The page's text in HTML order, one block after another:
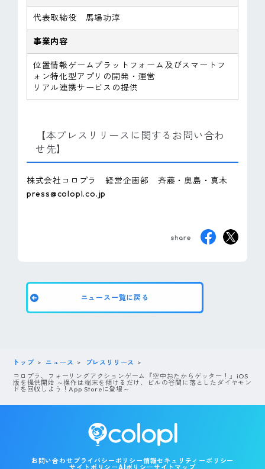
代表取締役 馬場功淳
事業内容
位置情報ゲームプラットフォーム及びスマートフ
ォン特化型アプリの開発・運営
リアル連携サービスの提供
【本プレスリリースに関するお問い合わ
せ先】
株式会社コロプラ 経営企画部 斉藤・奥島・真木
press@colopl.co.jp
ニュース一覧に戻る
トップ ニュース
プレスリリース
コロプラ、フォーリングアクションゲーム『空中おたからゲッター！』iOS
版を提供開始 ～操作は端末を傾けるだけ、ビルの谷間に落としたダイヤモン
ドを回収しよう！App Storeに登場～
お問い合わせ プライバシーポリシー情報セキュリティーポリシー